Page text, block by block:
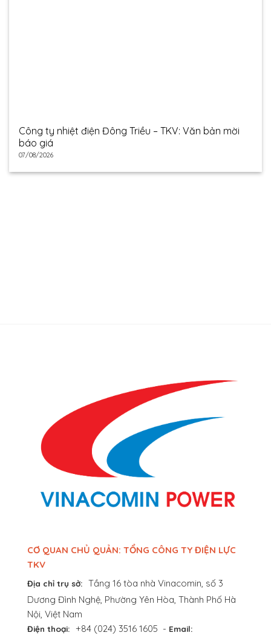
Công ty nhiệt điện Đông Triều – TKV: Văn bản mời
báo giá
07/08/2026
CƠ QUAN CHỦ QUẢN: TỔNG CÔNG TY ĐIỆN LỰC
TKV
Địa chỉ trụ sở: Tầng 16 tòa nhà Vinacomin, số 3
Dương Đình Nghệ, Phường Yên Hòa, Thành Phố Hà
Nội, Việt Nam
Điện thoại: +84 (024) 3516 1605 - Email: